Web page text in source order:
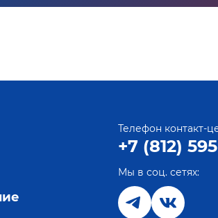
Телефон контакт-
+7 (812)
Мы в соц. сетях: